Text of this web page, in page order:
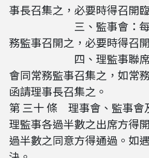
事長召集之，必要時得召開
三、監事會：每三
務監事召開之，必要時得召
四、理監事聯席會
會同常務監事召集之，如常
函請理事長召集之。
第 三十 條 理事會、監事會
理監事各過半數之出席方得
過半數之同意方得通過。如